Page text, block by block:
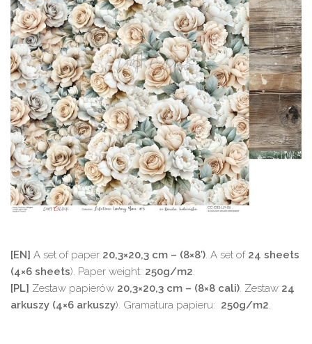
[EN] A set of paper 20,3×20,3 cm – (8×8′) . A set of24 sheets
(4×6 sheets). Paper weight: 250g/m2
[PL] Zestaw papierów 20,3×20,3 cm – (8×8 cali) . Zestaw 24
arkuszy (4×6 arkuszy). Gramatura papieru: 250g/m2